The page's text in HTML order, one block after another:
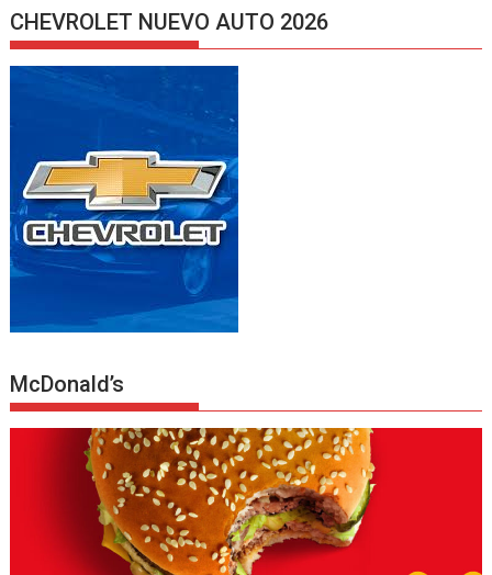
CHEVROLET NUEVO AUTO 2026
McDonald’s